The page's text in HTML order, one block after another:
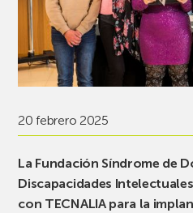
20 febrero 2025
La Fundación Síndrome de
Discapacidades
con TECNALIA para la